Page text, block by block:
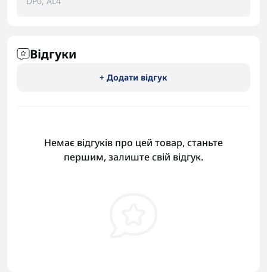
Відгуки
+ Додати відгук
Немає відгуків про цей товар, станьте
першим, залиште свій відгук.